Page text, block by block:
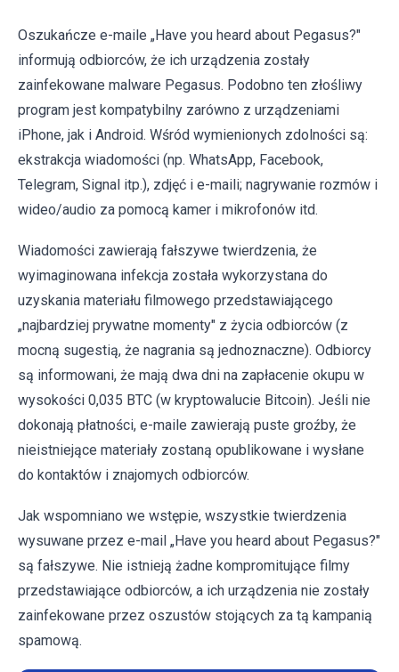
Oszukańcze e-maile „Have you heard about Pegasus?"
informują odbiorców, że ich urządzenia zostały
zainfekowane malware Pegasus. Podobno ten złośliwy
program jest kompatybilny zarówno z urządzeniami
iPhone, jak i Android. Wśród wymienionych zdolności są:
ekstrakcja wiadomości (np. WhatsApp, Facebook,
Telegram, Signal itp.), zdjęć i e-maili; nagrywanie rozmów i
wideo/audio za pomocą kamer i mikrofonów itd.
Wiadomości zawierają fałszywe twierdzenia, że
wyimaginowana infekcja została wykorzystana do
uzyskania materiału filmowego przedstawiającego
„najbardziej prywatne momenty" z życia odbiorców (z
mocną sugestią, że nagrania są jednoznaczne). Odbiorcy
są informowani, że mają dwa dni na zapłacenie okupu w
wysokości 0,035 BTC (w kryptowalucie Bitcoin). Jeśli nie
dokonają płatności, e-maile zawierają puste groźby, że
nieistniejące materiały zostaną opublikowane i wysłane
do kontaktów i znajomych odbiorców.
Jak wspomniano we wstępie, wszystkie twierdzenia
wysuwane przez e-mail „Have you heard about Pegasus?"
są fałszywe. Nie istnieją żadne kompromitujące filmy
przedstawiające odbiorców, a ich urządzenia nie zostały
zainfekowane przez oszustów stojących za tą kampanią
spamową.